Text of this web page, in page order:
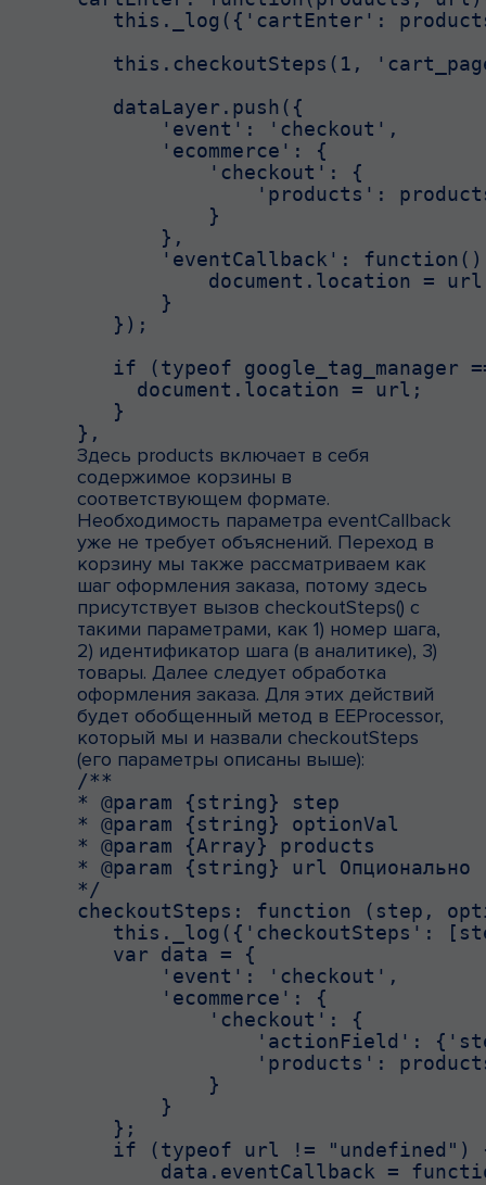
this._log({'cartEnter':
this.checkoutSteps(1,
   dataLayer.push({
       'event': 'checkout',
       'ecommerce': {
           'checkout': {
'products':
           }
       },
'eventCallback':
document.location =
       }
   });
if (typeof google_tag_manager
     document.location = url;
   }
},
Здесь products включает в себя
содержимое корзины в
соответствующем формате.
Необходимость параметра eventCallback
уже не требует объяснений. Переход в
корзину мы также рассматриваем как
шаг оформления заказа, потому здесь
присутствует вызов checkoutSteps() с
такими параметрами, как 1) номер шага,
2) идентификатор шага (в аналитике), 3)
товары. Далее следует обработка
оформления заказа. Для этих действий
будет обобщенный метод в EEProcessor,
который мы и назвали checkoutSteps
(его параметры описаны выше):
/**
* @param {string} step
* @param {string} optionVal
* @param {Array} products
* @param {string} url Опционально
*/
checkoutSteps: function (step,
this._log({'checkoutSteps':
   var data = {
       'event': 'checkout',
       'ecommerce': {
           'checkout': {
'actionField':
'products':
           }
       }
   };
if (typeof url != "undefined")
data.eventCallback =